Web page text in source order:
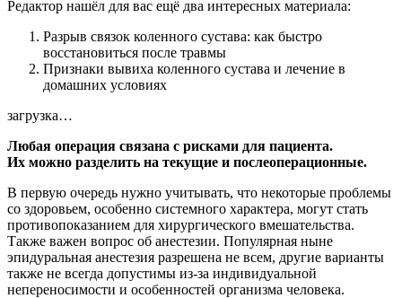
Редактор нашёл для вас ещё два интересных материала:
Разрыв связок коленного сустава: как быстро
восстановиться после травмы
Признаки вывиха коленного сустава и лечение в
домашних условиях
загрузка…
Любая операция связана с рисками для пациента.
Их можно разделить на текущие и послеоперационные.
В первую очередь нужно учитывать, что некоторые проблемы
со здоровьем, особенно системного характера, могут стать
противопоказанием для хирургического вмешательства.
Также важен вопрос об анестезии. Популярная ныне
эпидуральная анестезия разрешена не всем, другие варианты
также не всегда допустимы из-за индивидуальной
непереносимости и особенностей организма человека.